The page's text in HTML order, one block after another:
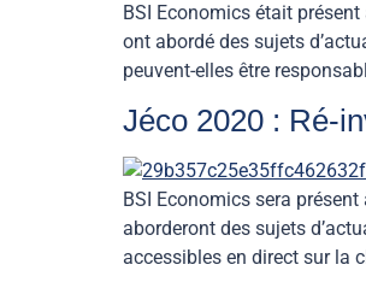
BSI Economics était
ont abordé des sujets
peuvent-elles être
Jéco 2020 : Ré-
BSI Economics sera
aborderont des sujets
accessibles en direct sur la